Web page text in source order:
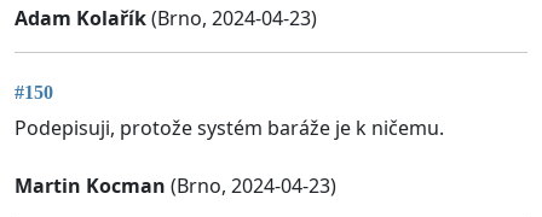
Adam Kolařík(Brno, 2024-04-23)
#150
Podepisuji, protože systém baráže je k ničemu.
Martin Kocman (Brno, 2024-04-23)